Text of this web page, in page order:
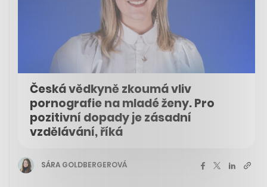
Česká vědkyně zkoumá vliv
pornografie na mladé ženy. Pro
pozitivní dopady je zásadní
vzdělávání, říká
SÁRA GOLDBERGEROVÁ